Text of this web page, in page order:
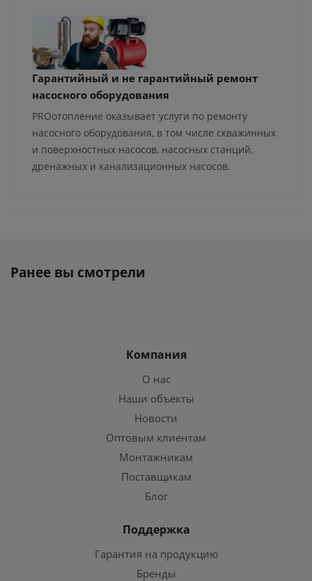
Гарантийный и не гарантийный ремонт
насосного оборудования
PROотопление оказывает услуги по ремонту
насосного оборудования, в том числе скважинных
и поверхностных насосов, насосных станций,
дренажных и канализационных насосов.
Ранее вы смотрели
Компания
О нас
Наши объекты
Новости
Оптовым клиентам
Монтажникам
Поставщикам
Блог
Поддержка
Гарантия на продукцию
Бренды